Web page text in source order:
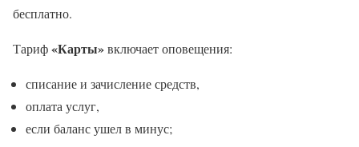
бесплатно.
Тариф«Карты»включает оповещения:
списание и зачисление средств,
оплата услуг,
если баланс ушел в минус;